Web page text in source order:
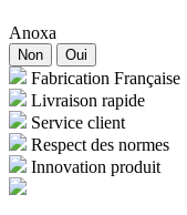
Anoxa
Non Oui
Fabrication Française
Livraison rapide
Service client
Respect des normes
Innovation produit